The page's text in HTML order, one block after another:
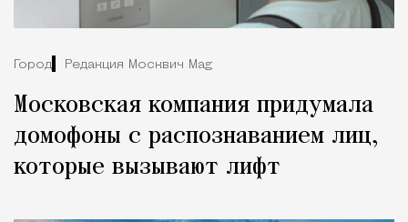
Город Редакция Москвич Mag
Московская компания придумала
домофоны с распознаванием лиц,
которые вызывают лифт